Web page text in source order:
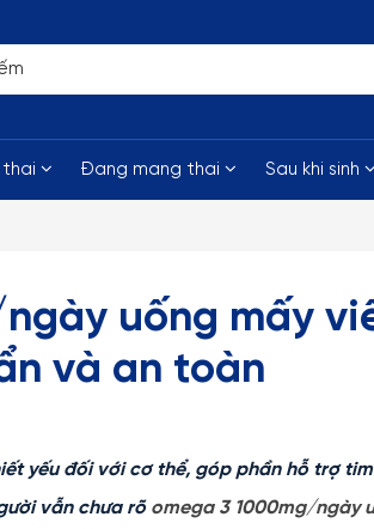
thai Đang mang thai Sau khi sinh
uống mấy
và an toàn
yếu đối với cơ thể, góp phần hỗ trợ
vẫn chưa rõ omega 3 1000mg/ngày